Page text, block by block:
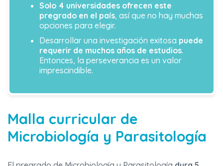
Solo 4 universidades ofrecen este
pregrado en el país, así que no hay muchas
opciones para elegir.
Desarrollar una investigación exitosa puede
requerir de muchos años de estudios.
Entonces, la perseverancia es un valor
imprescindible.
Malla curricular de
Microbiología y Parasitología